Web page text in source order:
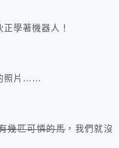
學著機器人！
照片……
幾匹可憐的馬 ，我們就沒